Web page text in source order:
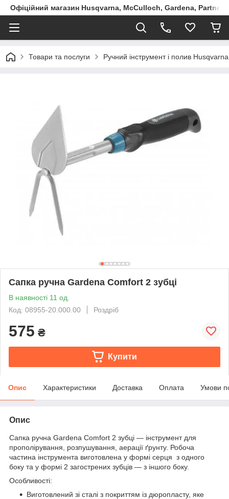
Офіційний магазин Husqvarna, McCulloch, Gardena, Partner
Товари та послуги Ручний інструмент і полив
Сапка ручна Gardena Comfort 2 зубці
В наявності 11 од.
Код: 08955-20.000.00
Роздріб
575 ₴
Купити
Опис Характеристики Доставка Оплата Умови
Опис
Сапка ручна Gardena Comfort 2 зубці — інструмент для
прополірування, розпушування, аерації ґрунту. Робоча
частина інструмента виготовлена у формі серця з одного
боку та у формі 2 загострених зубців — з іншого боку.
Особливості:
Виготовлений зі сталі з покриттям із дюропласту, яке